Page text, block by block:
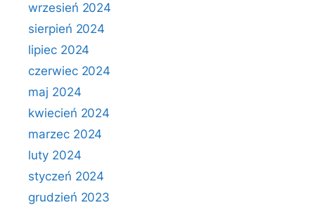
wrzesień 2024
sierpień 2024
lipiec 2024
czerwiec 2024
maj 2024
kwiecień 2024
marzec 2024
luty 2024
styczeń 2024
grudzień 2023